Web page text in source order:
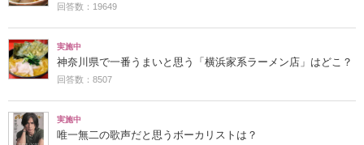
回答数：19649
実施中
神奈川県で一番うまいと思う「横浜家系ラーメン店」はどこ？
回答数：8507
実施中
唯一無二の歌声だと思うボーカリストは？